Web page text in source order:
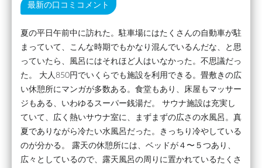
最新の口コミコメント
夏の平日午前中に訪れた。駐車場にはたくさんの自動車が駐
まっていて、こんな時期でもかなり混んでいるんだな、と思
っていたら、風呂にはそれほど人はいなかった。不思議だっ
た。 大人850円でいくらでも施設を利用できる。畳敷きの広
い休憩所にマンガが多数ある。食堂もあり、床屋もマッサー
ジもある、いわゆるスーパー銭湯だ。 サウナ施設は充実し
ていて、広く熱いサウナ室に、まずまずの広さの水風呂。真
夏でありながら冷たい水風呂だった。きっちり冷やしている
のが分かる。 露天の休憩所には、ベッドが４〜５つあり、
広々としているので、露天風呂の周りに置かれているたくさ